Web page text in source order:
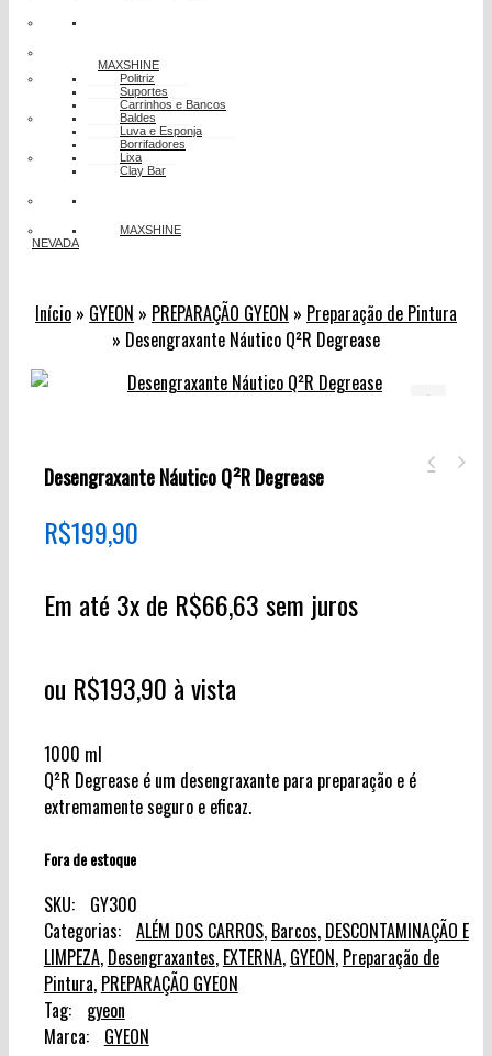
MAXSHINE
Politriz
Suportes
Carrinhos e Bancos
Baldes
Luva e Esponja
Borrifadores
Lixa
Clay Bar
MAXSHINE
NEVADA
Início » GYEON » PREPARAÇÃO GYEON » Preparação de Pintura
» Desengraxante Náutico Q²R Degrease
Desengraxante Náutico Q²R Degrease
R$199,90
Em até 3x de R$66,63sem juros
ou R$193,90 à vista
1000 ml
Q²R Degrease é um desengraxante para preparação e é
extremamente seguro e eficaz.
Fora de estoque
SKU:
GY300
Categorias: ALÉM DOS CARROS, Barcos, DESCONTAMINAÇÃO E
LIMPEZA, Desengraxantes, EXTERNA, GYEON, Preparação de
Pintura, PREPARAÇÃO GYEON
Tag:
gyeon
Marca:
GYEON